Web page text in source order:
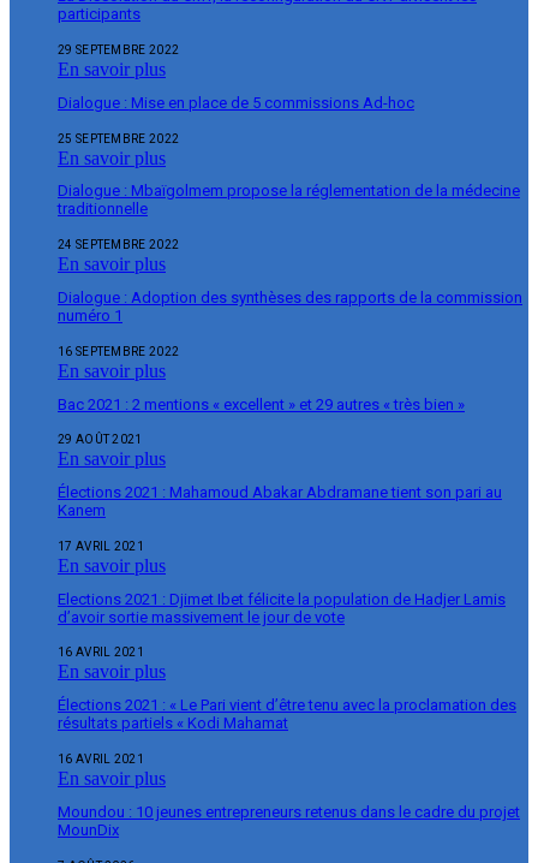
participants
29 SEPTEMBRE 2022
En savoir plus
Dialogue : Mise en place de 5 commissions Ad-hoc
25 SEPTEMBRE 2022
En savoir plus
Dialogue : Mbaïgolmem propose la réglementation de la médecine
traditionnelle
24 SEPTEMBRE 2022
En savoir plus
Dialogue : Adoption des synthèses des rapports de la commission
numéro 1
16 SEPTEMBRE 2022
En savoir plus
Bac 2021 : 2 mentions « excellent » et 29 autres « très bien »
29 AOÛT 2021
En savoir plus
Élections 2021 : Mahamoud Abakar Abdramane tient son pari au
Kanem
17 AVRIL 2021
En savoir plus
Elections 2021 : Djimet Ibet félicite la population de Hadjer Lamis
d’avoir sortie massivement le jour de vote
16 AVRIL 2021
En savoir plus
Élections 2021 : « Le Pari vient d’être tenu avec la proclamation des
résultats partiels « Kodi Mahamat
16 AVRIL 2021
En savoir plus
Moundou : 10 jeunes entrepreneurs retenus dans le cadre du projet
MounDix